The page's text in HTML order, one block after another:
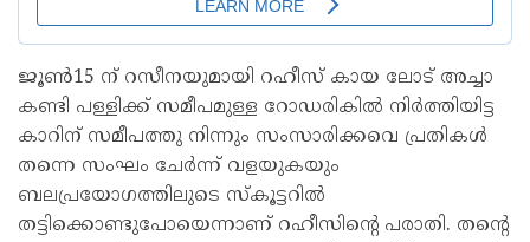
ജൂൺ15 ന് റസീനയുമായി റഹീസ് കായ ലോട് അച്ചാ
കണ്ടി പള്ളിക്ക് സമീപമുള്ള റോഡരികിൽ നിർത്തിയിട്ട
കാറിന് സമീപത്തു നിന്നും സംസാരിക്കവെ പ്രതികൾ
തന്നെ സംഘം ചേർന്ന് വളയുകയും
ബലപ്രയോഗത്തിലുടെ സ്കൂട്ടറിൽ
തട്ടിക്കൊണ്ടുപോയെന്നാണ് റഹീസിൻ്റെ പരാതി. തൻ്റെ